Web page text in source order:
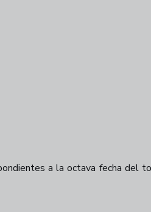
a la octava fecha